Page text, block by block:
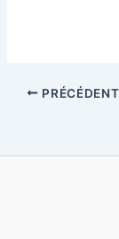
PRÉCÉDENT